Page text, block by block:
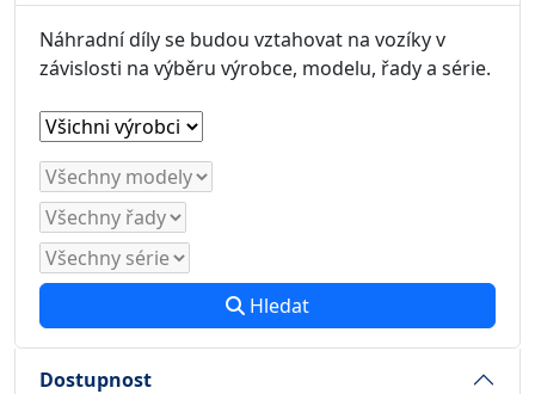
Náhradní díly se budou vztahovat na vozíky v
závislosti na výběru výrobce, modelu, řady a série.
Hledat
Dostupnost